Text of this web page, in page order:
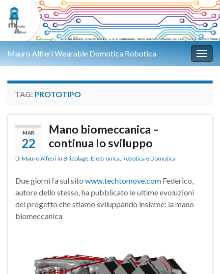
Mauro Alfieri Wearable Domotica Robotica
TAG: PROTOTIPO
MAR
22
Mano biomeccanica –
continua lo sviluppo
DiMauro Alfieri in Bricolage, Elettronica, Robotica e Domotica
Due giorni fa sul sito www.techtomove.com Federico,
autore dello stesso, ha pubblicato le ultime evoluzioni
del progetto che stiamo sviluppando insieme: la mano
biomeccanica